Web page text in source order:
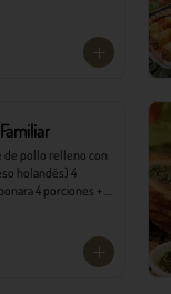
pollo relleno con
holandés) 4
4 porciones +